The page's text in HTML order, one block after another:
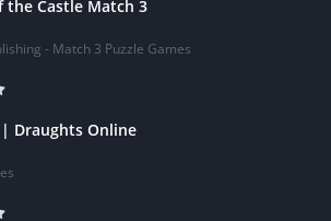
the Castle Match 3
- Match 3 Puzzle Games
| Draughts Online